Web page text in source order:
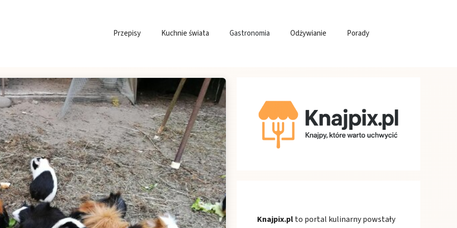
Przepisy Kuchnie świata Gastronomia Odżywianie Porady
Knajpix.plto portal kulinarny powstały